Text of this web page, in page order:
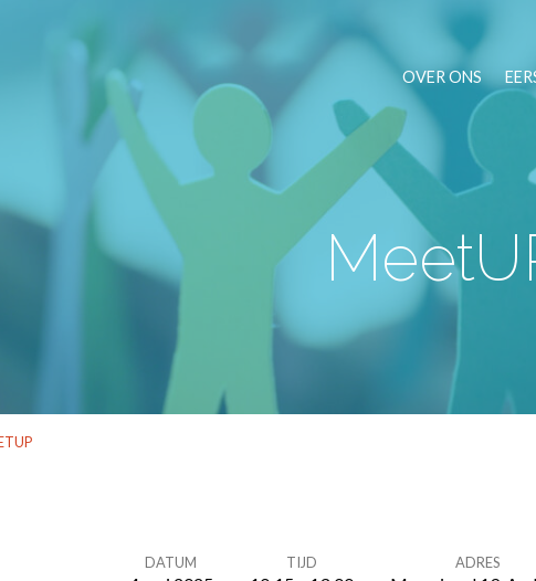
OVER ONS
DATUM TIJD ADRES